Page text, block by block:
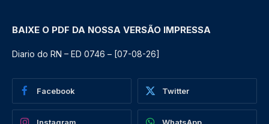
BAIXE O PDF DA NOSSA VERSÃO IMPRESSA
Diario do RN – ED 0746 – [07-08-26]
Facebook Twitter
Instagram WhatsApp